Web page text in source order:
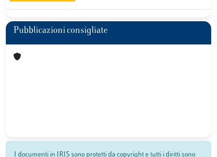
Pubblicazioni consigliate
I documenti in IRIS sono protetti da copyright e tutti i diritti sono